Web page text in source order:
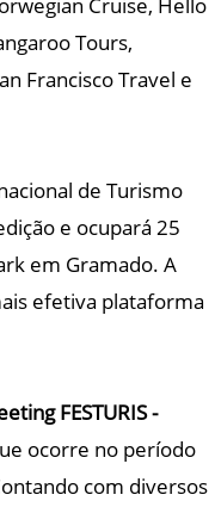
Tours,
Francisco Travel e
de Turismo
e ocupará 25
em Gramado. A
efetiva plataforma
FESTURIS -
ocorre no período
com diversos